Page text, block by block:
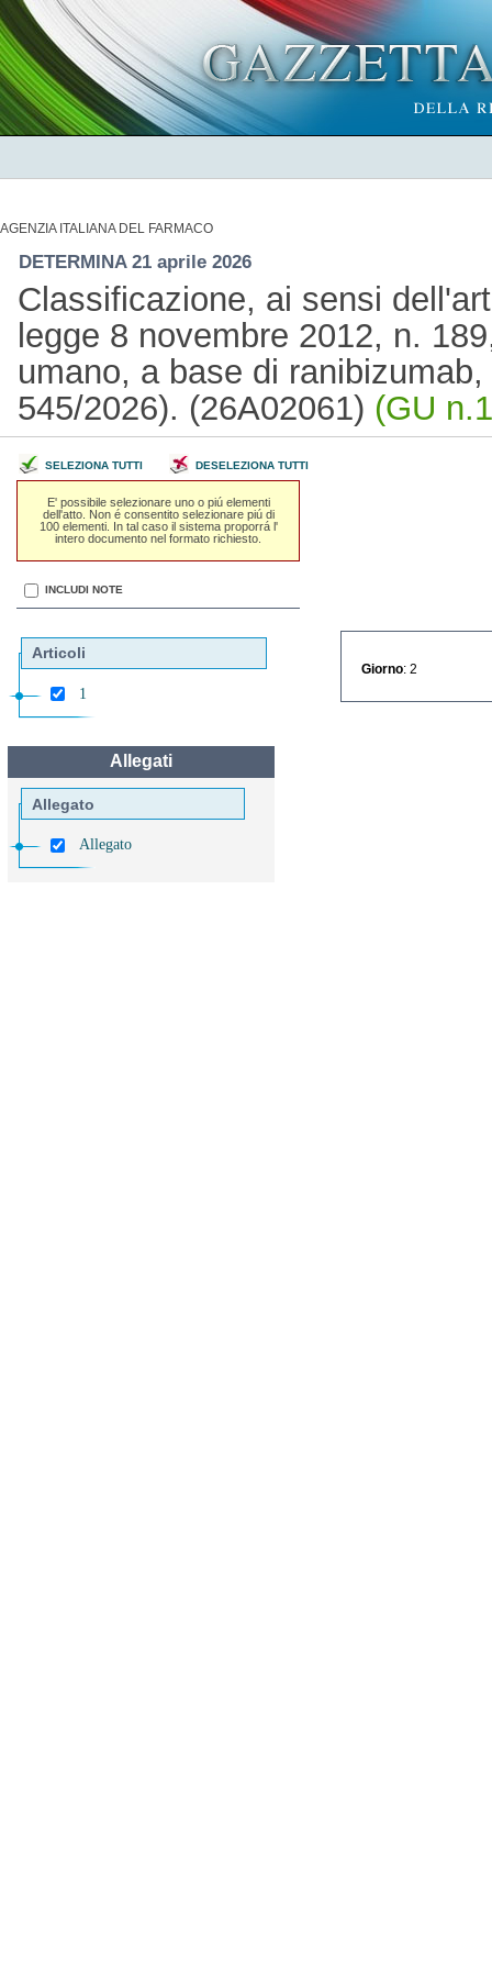
AGENZIA ITALIANA DEL FARMACO
DETERMINA 21 aprile 2026
Classificazione, ai sensi
legge 8 novembre 2012, n.
umano, a base di
545/2026). (26A02061) (GU
SELEZIONA TUTTI DESELEZIONA TUTTI
E' possibile selezionare uno o piú elementi
dell'atto. Non é consentito selezionare piú di
100 elementi. In tal caso il sistema proporrá l'
intero documento nel formato richiesto.
INCLUDI NOTE
Articoli
1
Allegati
Allegato
Allegato
Giorno : 2